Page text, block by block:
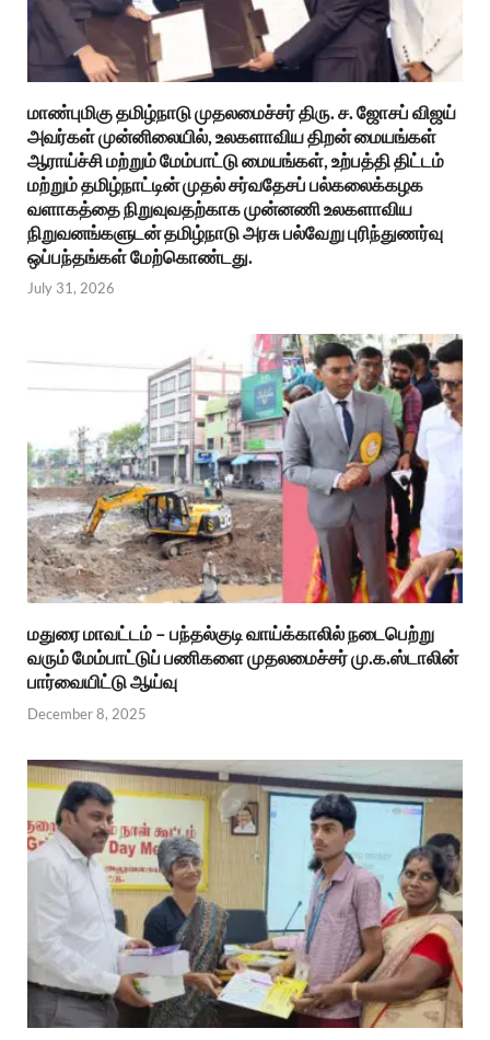
மாண்புமிகு தமிழ்நாடு முதலமைச்சர் திரு. ச. ஜோசப் விஜய்
அவர்கள் முன்னிலையில், உலகளாவிய திறன் மையங்கள்
ஆராய்ச்சி மற்றும் மேம்பாட்டு மையங்கள், உற்பத்தி திட்டம்
மற்றும் தமிழ்நாட்டின் முதல் சர்வதேசப் பல்கலைக்கழக
வளாகத்தை நிறுவுவதற்காக முன்னணி உலகளாவிய
நிறுவனங்களுடன் தமிழ்நாடு அரசு பல்வேறு புரிந்துணர்வு
ஒப்பந்தங்கள் மேற்கொண்டது.
July 31, 2026
மதுரை மாவட்டம் – பந்தல்குடி வாய்க்காலில் நடைபெற்று
வரும் மேம்பாட்டுப் பணிகளை முதலமைச்சர் மு.க.ஸ்டாலின்
பார்வையிட்டு ஆய்வு
December 8, 2025